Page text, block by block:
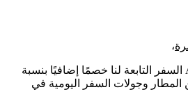
،
* تقدم لك شركة Arsis VIP السفر التابعة لنا خصمًا إضافيًا بنسبة
المطار وجولات السفر اليومية في